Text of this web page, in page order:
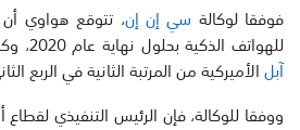
فوفقا لوكالة سي إن إن، تتوقع هواوي
للهواتف الذكية بحلول نهاية عام 2020، وكانت بالفعل أطاحت
آبلالأميركية من المرتبة الثانية في الربع
ووفقا للوكالة، فإن الرئيس التنفيذي